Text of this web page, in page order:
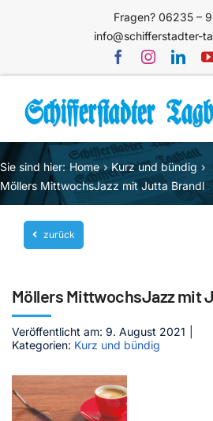
Fragen? 06235 –
info@schifferstadter-
Home
Themen
Blog
Unternehmen
Mediathek
Jetzt abonnieren
Kontakt
Sie sind hier: Home
Kurz und bündig
Möllers MittwochsJazz mit Jutta Brandl
zurück
Möllers MittwochsJazz mit
Veröffentlicht am: 9. August 2021
Kategorien: Kurz und bündig